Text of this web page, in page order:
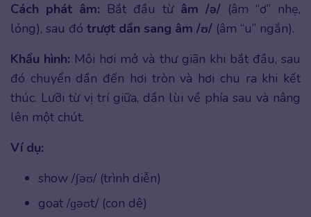
Cách phát âm: Bắt đầu từ âm /ə/ (âm “ơ” nhẹ,
lỏng), sau đó trượt dần sang âm /ʊ/ (âm “u” ngắn).
Khẩu hình: Môi hơi mở và thư giãn khi bắt đầu, sau
đó chuyển dần đến hơi tròn và hơi chu ra khi kết
thúc. Lưỡi từ vị trí giữa, dần lùi về phía sau và nâng
lên một chút.
Ví dụ:
show /ʃəʊ/ (trình diễn)
goat /ɡəʊt/ (con dê)